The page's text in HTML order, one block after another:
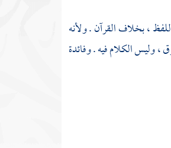
، بخلاف القرآن . ولأنه
، وليس الكلام فيه . وفائدة